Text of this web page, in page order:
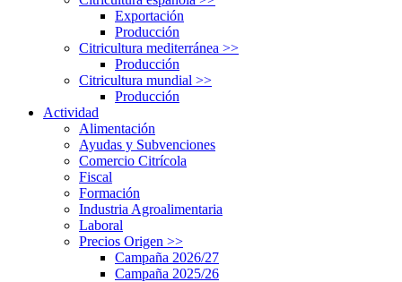
Exportación
Producción
Citricultura mediterránea >>
Producción
Citricultura mundial >>
Producción
Actividad
Alimentación
Ayudas y Subvenciones
Comercio Citrícola
Fiscal
Formación
Industria Agroalimentaria
Laboral
Precios Origen >>
Campaña 2026/27
Campaña 2025/26